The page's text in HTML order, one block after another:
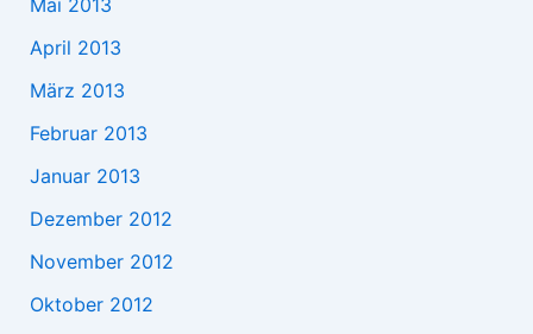
Mai 2013
April 2013
März 2013
Februar 2013
Januar 2013
Dezember 2012
November 2012
Oktober 2012